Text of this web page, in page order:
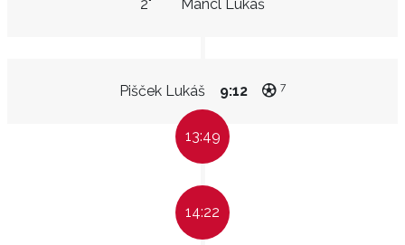
Mancl Lukáš
2"
Pišček Lukáš 9:12 7
13:49
14:22